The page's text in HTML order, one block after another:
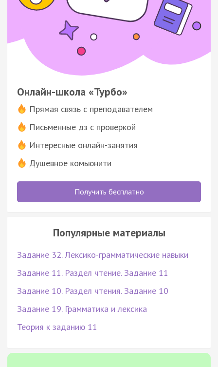
Онлайн-школа «Турбо»
Прямая связь с преподавателем
Письменные дз с проверкой
Интересные онлайн-занятия
Душевное комьюнити
Получить бесплатно
Популярные материалы
Задание 32. Лексико-грамматические навыки
Задание 11. Раздел чтение. Задание 11
Задание 10. Раздел чтения. Задание 10
Задание 19. Грамматика и лексика
Теория к заданию 11